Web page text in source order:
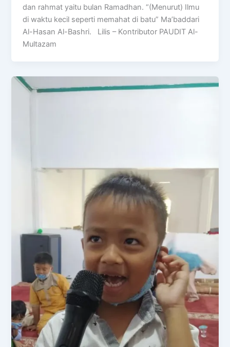
dan rahmat yaitu bulan Ramadhan. “(Menurut) Ilmu
di waktu kecil seperti memahat di batu” Ma’baddari
Al-Hasan Al-Bashri. Lilis – Kontributor PAUDIT Al-
Multazam